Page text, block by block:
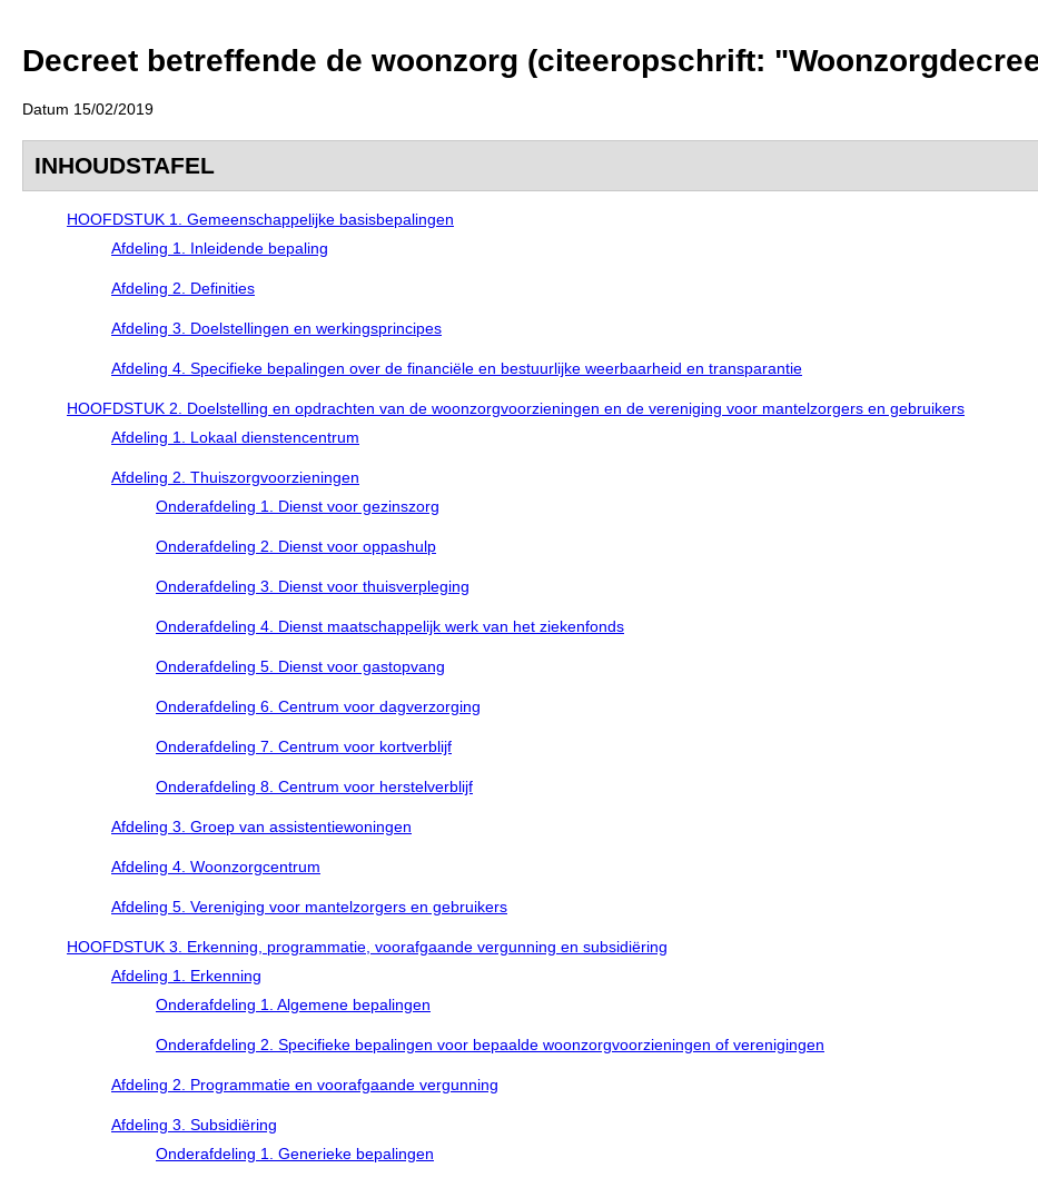
Decreet betreffende de woonzorg (citeeropschrift:
Datum 15/02/2019
INHOUDSTAFEL
HOOFDSTUK 1. Gemeenschappelijke basisbepalingen
Afdeling 1. Inleidende bepaling
Afdeling 2. Definities
Afdeling 3. Doelstellingen en werkingsprincipes
Afdeling 4. Specifieke bepalingen over de financiële en bestuurlijke weerbaarheid en transparantie
HOOFDSTUK 2. Doelstelling en opdrachten van de woonzorgvoorzieningen en de vereniging voor mantelzorgers en gebruikers
Afdeling 1. Lokaal dienstencentrum
Afdeling 2. Thuiszorgvoorzieningen
Onderafdeling 1. Dienst voor gezinszorg
Onderafdeling 2. Dienst voor oppashulp
Onderafdeling 3. Dienst voor thuisverpleging
Onderafdeling 4. Dienst maatschappelijk werk van het ziekenfonds
Onderafdeling 5. Dienst voor gastopvang
Onderafdeling 6. Centrum voor dagverzorging
Onderafdeling 7. Centrum voor kortverblijf
Onderafdeling 8. Centrum voor herstelverblijf
Afdeling 3. Groep van assistentiewoningen
Afdeling 4. Woonzorgcentrum
Afdeling 5. Vereniging voor mantelzorgers en gebruikers
HOOFDSTUK 3. Erkenning, programmatie, voorafgaande vergunning en subsidiëring
Afdeling 1. Erkenning
Onderafdeling 1. Algemene bepalingen
Onderafdeling 2. Specifieke bepalingen voor bepaalde woonzorgvoorzieningen of verenigingen
Afdeling 2. Programmatie en voorafgaande vergunning
Afdeling 3. Subsidiëring
Onderafdeling 1. Generieke bepalingen